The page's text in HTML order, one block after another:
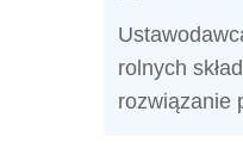
rolnych
rozwiązanie